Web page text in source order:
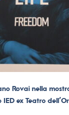
Rovai nella
IED ex Teatro